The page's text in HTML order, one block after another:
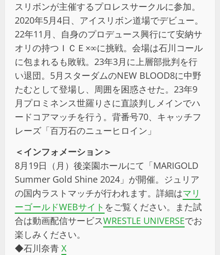
スリボンが主催するプロレスサークルに参加。
2020年5月4日、アイスリボン道場でデビュー。
22年11月、自身のプロデュース興行にて安納サ
オリの持つＩＣＥ×∞に挑戦。会場は石川コール
に包まれるも敗戦。23年3月に上層部批判を行
い退団。5月スターダムのNEW BLOOD8に中野
たむとして登場し、周囲を困惑させた。23年9
月プロミネンス世羅りさに直談判しメインでハ
ードコアマッチを行う。背番号70、キャッチフ
レーズ「百万石のニューヒロイン」
＜インフォメーション＞
8月19日（月）後楽園ホールにて「MARIGOLD
Summer Gold Shine 2024」が開催。ジュリア
の国内ラストマッチが行われます。詳細はマリ
ーゴールドWEBサイト をご覧ください。また試
合は動画配信サービスWRESTLE UNIVERSEでお
楽しみください。
◆石川奈青 X